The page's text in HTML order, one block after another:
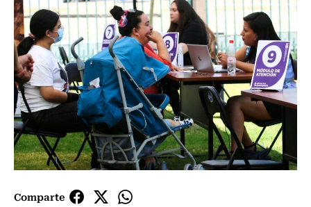
Comparte